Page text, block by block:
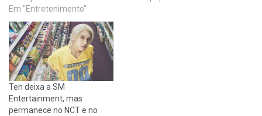
Em "Entretenimento"
Ten deixa a SM
Entertainment, mas
permanece no NCT e no